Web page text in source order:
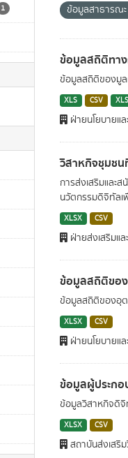
1
ข้อมูลสาธารณะ
ข้อมูลสถิติทา
ข้อมูลสถิติของมู
XLS CSV
ฝ่ายนโยบายแ
วิสาหกิจชุมชน
การส่งเสริมและ
นวัตกรรมดิจิทัลเ
XLSX CSV
ฝ่ายส่งเสริมแ
ข้อมูลสถิติขอ
ข้อมูลสถิติของอุต
XLSX CSV
ฝ่ายนโยบายแ
ข้อมูลผู้ประกอ
ข้อมูลวิสาหกิจดิจิ
XLSX CSV
สถาบันส่งเสริ